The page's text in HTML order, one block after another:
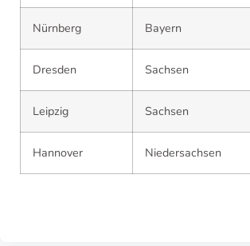
Nürnberg Bayern
Dresden Sachsen
Leipzig Sachsen
Hannover Niedersachsen